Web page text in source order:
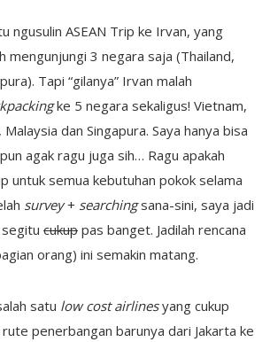
ngusulin ASEAN Trip ke Irvan, yang
mengunjungi 3 negara saja (Thailand,
Tapi “gilanya” Irvan malah
ke 5 negara sekaligus! Vietnam,
dan Singapura. Saya hanya bisa
agak ragu juga sih… Ragu apakah
untuk semua kebutuhan pokok selama
survey+ searchingsana-sini, saya jadi
cukup pas banget. Jadilah rencana
orang) ini semakin matang.
satu low cost airlinesyang cukup
penerbangan barunya dari Jakarta ke